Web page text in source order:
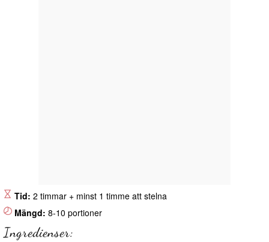
Tid: 2 timmar + minst 1 timme att stelna
Mängd: 8-10 portioner
Ingredienser: